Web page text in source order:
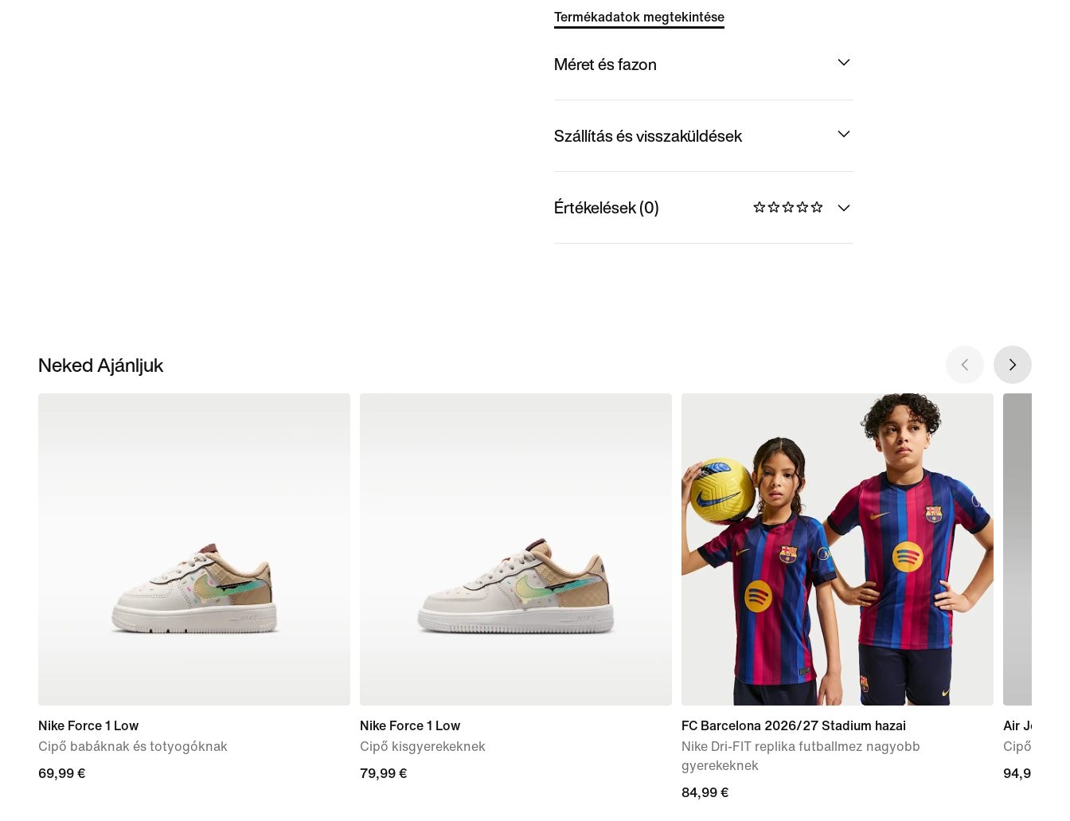
Termékadatok megtekintése
Méret és fazon
Szállítás és visszaküldések
Értékelések (0)
Neked Ajánljuk
Nike Force 1 Low
Cipő babáknak és totyogóknak
69,99
69,99 €
Nike Force 1 Low
Cipő kisgyerekeknek
79,99
79,99 €
FC Barcelona 2026/27 Stadium hazai
Nike Dri-FIT replika futballmez nagyobb
gyerekeknek
84,99
84,99 €
Air Jordan
Cipő
94,99
94,99 €